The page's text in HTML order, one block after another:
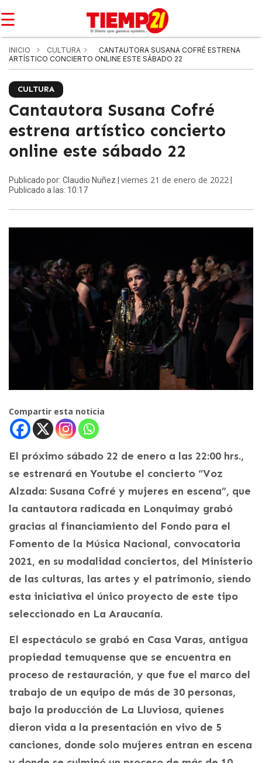
☰
INICIO CULTURA
CANTAUTORA SUSANA COFRÉ ESTRENA
ARTÍSTICO CONCIERTO ONLINE ESTE SÁBADO 22
CULTURA
Cantautora Susana Cofré
estrena artístico concierto
online este sábado 22
Publicado por: Claudio Nuñez | viernes 21 de enero de 2022
Publicado a las: 10:17
Compartir esta noticia
El próximo sábado 22 de enero a las 22:00 hrs.,
se estrenará en Youtube el concierto “Voz
Alzada: Susana Cofré y mujeres en escena”, que
la cantautora radicada en Lonquimay grabó
gracias al financiamiento del Fondo para el
Fomento de la Música Nacional, convocatoria
2021, en su modalidad conciertos, del Ministerio
de las culturas, las artes y el patrimonio, siendo
esta iniciativa el único proyecto de este tipo
seleccionado en La Araucanía.
El espectáculo se grabó en Casa Varas, antigua
propiedad temuquense que se encuentra en
proceso de restauración, y que fue el marco del
trabajo de un equipo de más de 30 personas,
bajo la producción de La Lluviosa, quienes
dieron vida a la presentación en vivo de 5
canciones, donde solo mujeres entran en escena